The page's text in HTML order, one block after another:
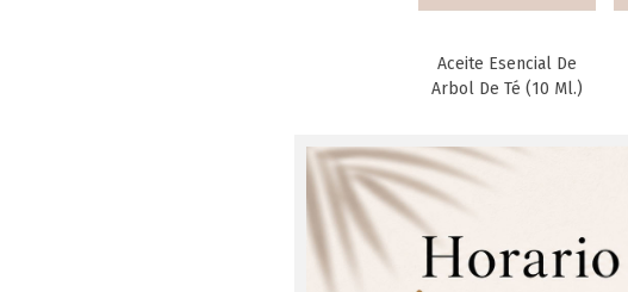
Favorito
Aceite Esencial De
Arbol De Té (10 Ml.)